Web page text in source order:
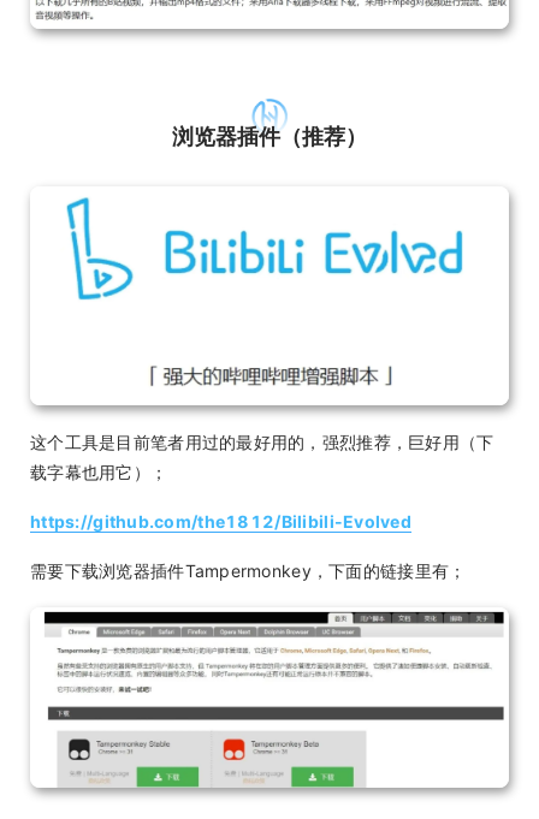
浏览器插件（推荐）
这个工具是目前笔者用过的最好用的，强烈推荐，巨好用（下
载字幕也用它）；
https://github.com/the1812/Bilibili-Evolved
需要下载浏览器插件Tampermonkey，下面的链接里有；